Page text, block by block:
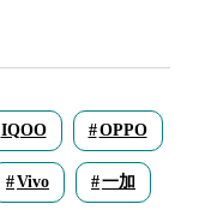
IQOO OPPO
Vivo 一加